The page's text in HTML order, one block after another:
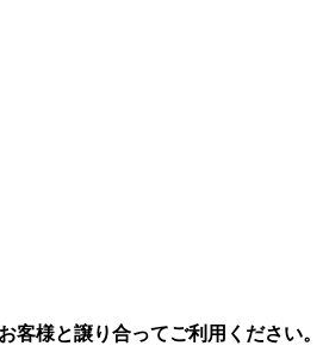
様と譲り合ってご利用ください。